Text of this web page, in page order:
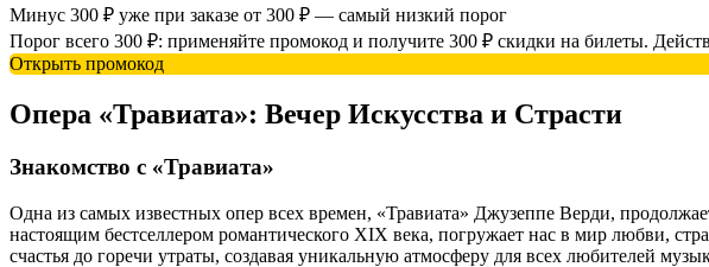
Минус 300 ₽ уже при заказе от 300 ₽ — самый низкий порог
Порог всего 300 ₽: применяйте промокод и получите 300 ₽ скидки на билеты.
Открыть промокод
Опера «Травиата»: Вечер Искусства и Страсти
Знакомство с «Травиата»
Одна из самых известных опер всех времен, «Травиата» Джузеппе Верди,
настоящим бестселлером романтического XIX века, погружает нас в мир любви,
счастья до горечи утраты, создавая уникальную атмосферу для всех любителей